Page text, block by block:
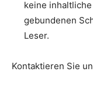
keine
gebundenen
Leser.
Kontaktieren Sie